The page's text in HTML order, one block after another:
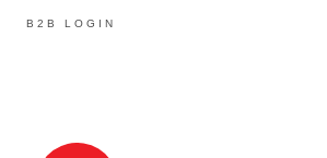
B2B LOGIN